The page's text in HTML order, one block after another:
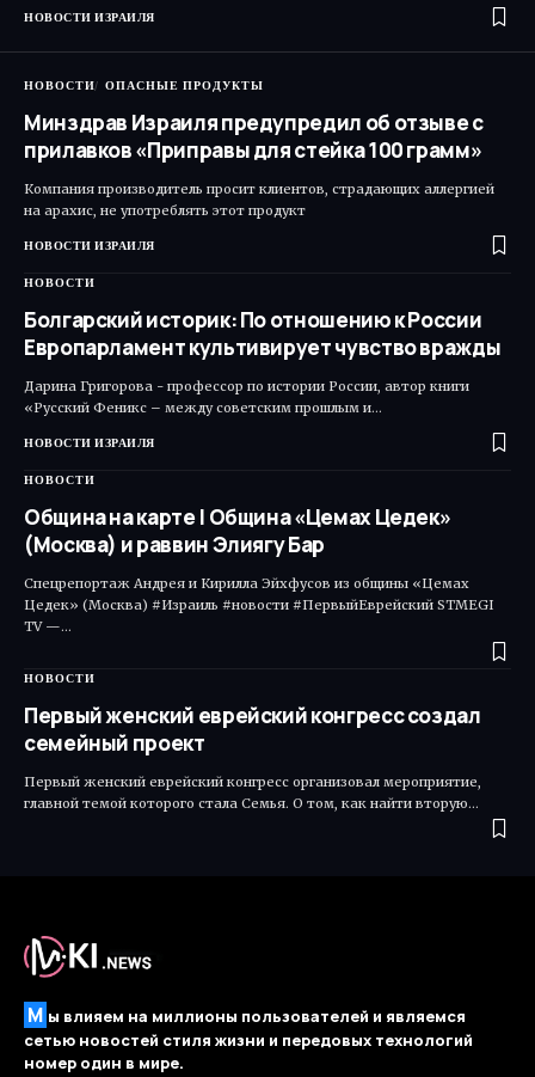
НОВОСТИ ИЗРАИЛЯ
НОВОСТИ ОПАСНЫЕ ПРОДУКТЫ
Минздрав Израиля предупредил об отзыве с
прилавков «Приправы для стейка 100 грамм»
Компания производитель просит клиентов, страдающих аллергией
на арахис, не употреблять этот продукт
НОВОСТИ ИЗРАИЛЯ
НОВОСТИ
Болгарский историк: По отношению к России
Европарламент культивирует чувство вражды
Дарина Григорова - профессор по истории России, автор книги
«Русский Феникс – между советским прошлым и…
НОВОСТИ ИЗРАИЛЯ
НОВОСТИ
Община на карте | Община «Цемах Цедек»
(Москва) и раввин Элиягу Бар
Спецрепортаж Андрея и Кирилла Эйхфусов из общины «Цемах
Цедек» (Москва) #Израиль #новости #ПервыйЕврейский STMEGI
TV —…
НОВОСТИ
Первый женский еврейский конгресс создал
семейный проект
Первый женский еврейский конгресс организовал мероприятие,
главной темой которого стала Семья. О том, как найти вторую…
М ы влияем на миллионы пользователей и являемся
сетью новостей стиля жизни и передовых технологий
номер один в мире.